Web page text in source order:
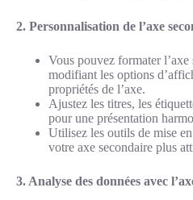
2. Personnalisation de l’axe
Vous pouvez formater l’axe
modifiant les options
propriétés de l’axe.
Ajustez les titres, les
pour une présentation
Utilisez les outils de mise
votre axe secondaire plus
3. Analyse des données avec